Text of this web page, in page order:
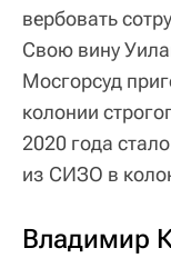
вербовать
Свою вину
Мосгорсуд
колонии
2020 года
из СИЗО в
Владимир